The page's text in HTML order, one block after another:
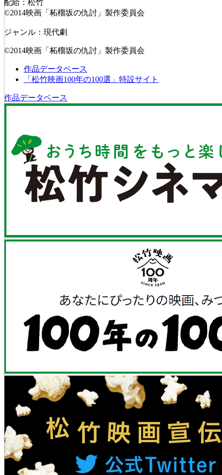
配給：松竹
©2014映画「柘榴坂の仇討」製作委員会
ジャンル：現代劇
©2014映画「柘榴坂の仇討」製作委員会
作品データベース
「松竹映画100年の100選」特設サイト
作品データベース